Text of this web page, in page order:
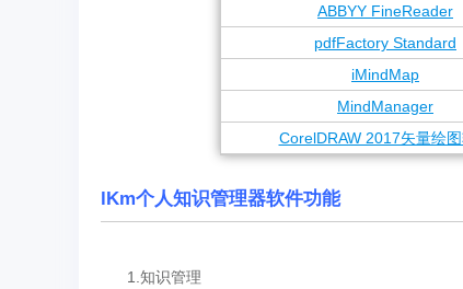
ABBYY FineReader
pdfFactory Standard
iMindMap
MindManager
CorelDRAW 2017矢量绘
lKm个人知识管理器软件功能
1.知识管理